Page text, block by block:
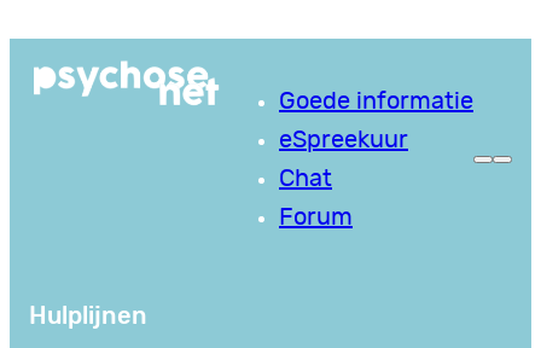
naar
Goede informatie
eSpreekuur
Chat
Forum
Hulplijnen